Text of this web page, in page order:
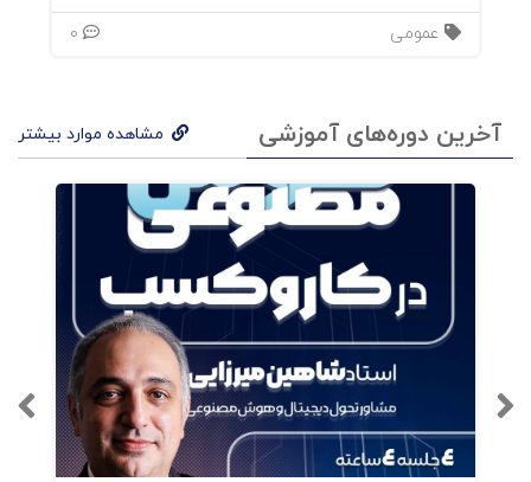
عمومی
آخرین دوره‌های آموزشی مشاهده موارد بیشتر